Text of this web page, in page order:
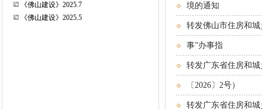
《佛山建设》2025.7
《佛山建设》2025.5
境的通知
转发佛山市住房和
事”办事指
转发广东省住房和
〔2026〕2号）
转发广东省住房和